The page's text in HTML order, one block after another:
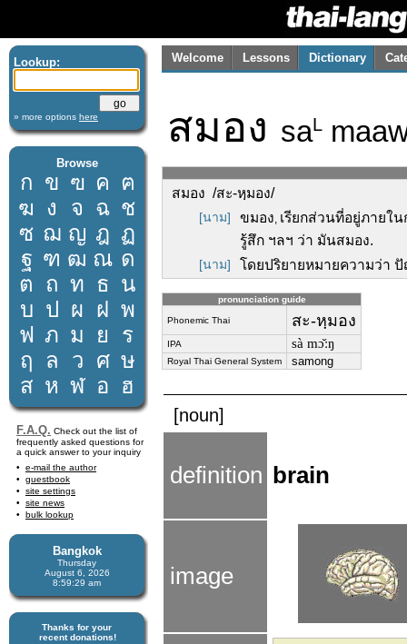
Lookup:
» more options here
Browse
ก ข ฃ ค ฅ
ฆ ง จ ฉ ช
ซ ฌ ญ ฎ ฏ
ฐ ฑ ฒ ณ ด
ต ถ ท ธ น
บ ป ผ ฝ พ
ฟ ภ ม ย
ร
ฤ
ล ว ศ ษ
ส ห ฬ อ ฮ
F.A.Q. Check out the list of
frequently asked questions for
a quick answer to your inquiry
e-mail the author
guestbook
site settings
site news
bulk lookup
Bangkok
Thursday
August 6, 2026
8:59:30 am
Thanks for your
recent donations!
Welcome Lessons Dictionary
สมอง saL
สมอง /สะ-หฺมอง/
[นาม] ขมอง, เรียกส่วนที่อยู่ภายใ
รู้สึก ฯลฯ ว่า มันสมอง.
[นาม] โดยปริยายหมายความว่า
pronunciation guide
Phonemic Thai สะ-หฺมอง
IPA sà mɔ̌ːŋ
Royal Thai General System samong
[noun]
definition brain
image